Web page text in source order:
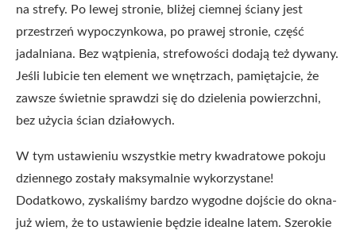
na strefy. Po lewej stronie, bliżej ciemnej ściany jest
przestrzeń wypoczynkowa, po prawej stronie, część
jadalniana. Bez wątpienia, strefowości dodają też dywany.
Jeśli lubicie ten element we wnętrzach, pamiętajcie, że
zawsze świetnie sprawdzi się do dzielenia powierzchni,
bez użycia ścian działowych.
W tym ustawieniu wszystkie metry kwadratowe pokoju
dziennego zostały maksymalnie wykorzystane!
Dodatkowo, zyskaliśmy bardzo wygodne dojście do okna-
już wiem, że to ustawienie będzie idealne latem. Szerokie